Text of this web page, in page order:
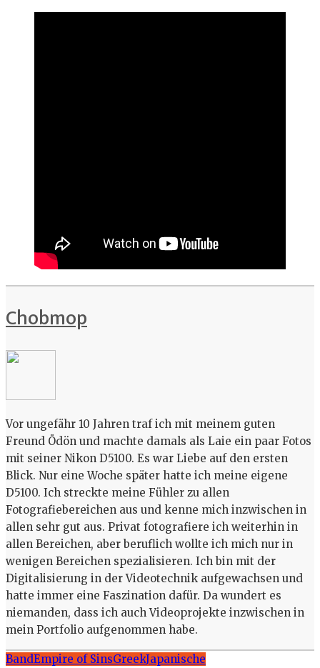
Chobmop
Vor ungefähr 10 Jahren traf ich mit meinem guten
Freund Ödön und machte damals als Laie ein paar Fotos
mit seiner Nikon D5100. Es war Liebe auf den ersten
Blick. Nur eine Woche später hatte ich meine eigene
D5100. Ich streckte meine Fühler zu allen
Fotografiebereichen aus und kenne mich inzwischen in
allen sehr gut aus. Privat fotografiere ich weiterhin in
allen Bereichen, aber beruflich wollte ich mich nur in
wenigen Bereichen spezialisieren. Ich bin mit der
Digitalisierung in der Videotechnik aufgewachsen und
hatte immer eine Faszination dafür. Da wundert es
niemanden, dass ich auch Videoprojekte inzwischen in
mein Portfolio aufgenommen habe.
BandEmpire of SinsGreekJapanische